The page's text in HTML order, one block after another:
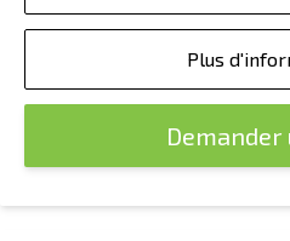
Plus
Demander